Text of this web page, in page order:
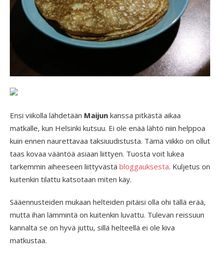
Ensi viikolla lähdetään Maijun kanssa pitkästä aikaa
matkalle, kun Helsinki kutsuu. Ei ole enää lähtö niin helppoa
kuin ennen naurettavaa taksiuudistusta. Tämä viikko on ollut
taas kovaa vääntöä asiaan liittyen. Tuosta voit lukea
tarkemmin aiheeseen liittyvästä bloggauksesta. Kuljetus on
kuitenkin tilattu katsotaan miten käy.
Sääennusteiden mukaan helteiden pitäisi olla ohi tällä erää,
mutta ihan lämmintä on kuitenkin luvattu. Tulevan reissuun
kannalta se on hyvä juttu, sillä helteellä ei ole kiva
matkustaa.